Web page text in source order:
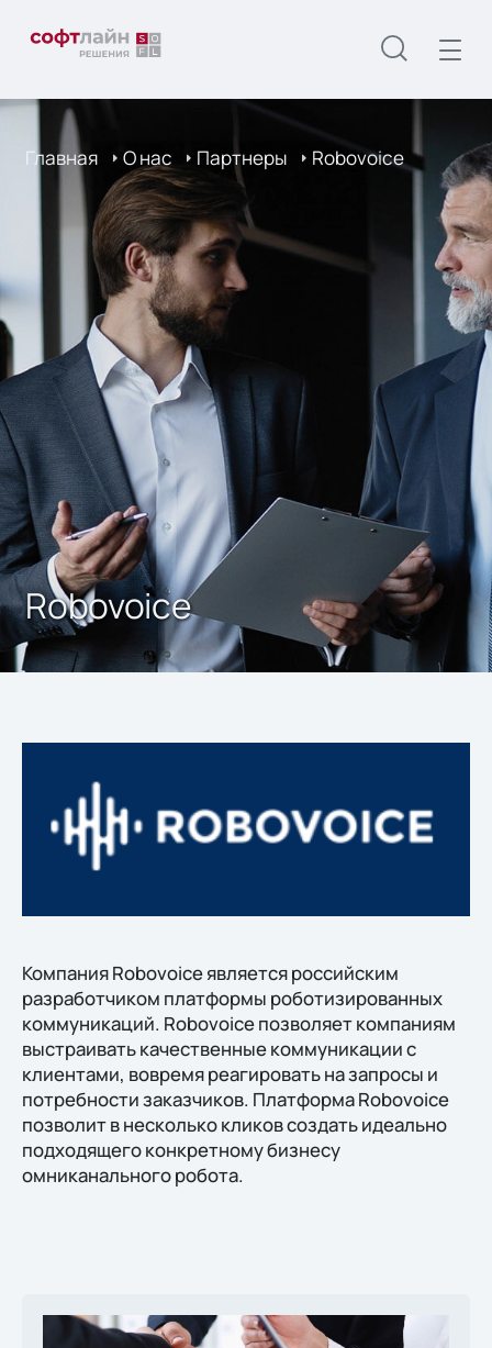
Главная О нас Партнеры Robovoice
Robovoice
Компания Robovoice является российским
разработчиком платформы роботизированных
коммуникаций. Robovoice позволяет компаниям
выстраивать качественные коммуникации с
клиентами, вовремя реагировать на запросы и
потребности заказчиков. Платформа Robovoice
позволит в несколько кликов создать идеально
подходящего конкретному бизнесу
омниканального робота.